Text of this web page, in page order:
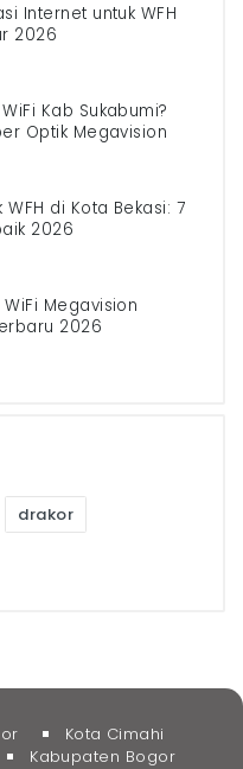
Internet untuk WFH
2026
Kab Sukabumi?
Optik Megavision
di Kota Bekasi: 7
2026
Megavision
2026
drakor
Kota Cimahi
Kabupaten Bogor